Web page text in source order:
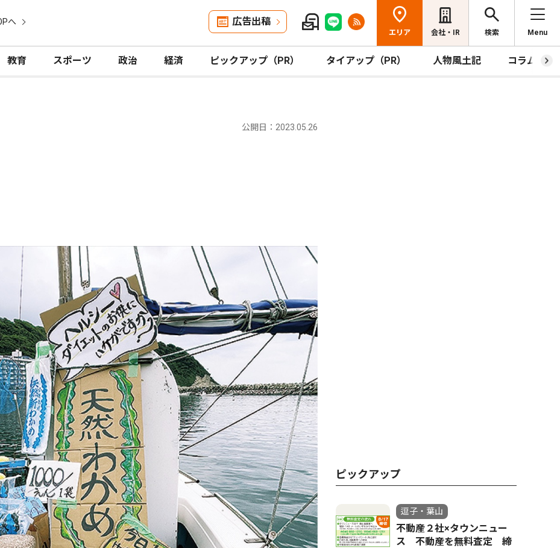
へ 広告出稿
エリア 会社・IR 検索 Menu
教育 スポーツ 政治 経済 ピックアップ（PR） タイアップ（PR） 人物風土記 コラム
公開日：2023.05.26
ピックアップ
逗子・葉山
不動産２社×タウンニュー
ス 不動産を無料査定 締